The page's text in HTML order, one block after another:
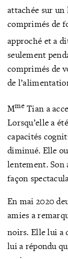
attachée sur
comprimés de
approché et a
seulement
comprimés de
de
MmeTian a
Lorsqu’elle a
capacités
diminué. Elle
lentement. Son
façon
En mai 2020
amies a
noirs. Elle lui a
lui a répondu